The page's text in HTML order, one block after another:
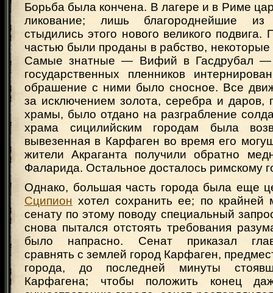
Борьба была кончена. В лагере и в Риме
ликование; лишь благороднейшие
стыдились этого нового великого
частью были проданы в рабство, некоторые
Самые знатные — Вифий в Гасдрубал —
государственных пленников
обрашение с ними было сносное. Все
за исключением золота, серебра и даров,
храмы, было отдано на разграбление
храма сицилийским городам была
вывезенная в Карфаген во время его
жители Акраганта получили обратно
Фаларида. Остальное досталось римскому
Однако, большая часть города была еще
Сципион хотел сохранить ее; по крайней
сенату по этому поводу специальный
снова пытался отстоять требования
было напрасно. Сенат приказал
сравнять с землей город Карфаген,
города, до последней минуты
Карфагена; чтобы положить конец